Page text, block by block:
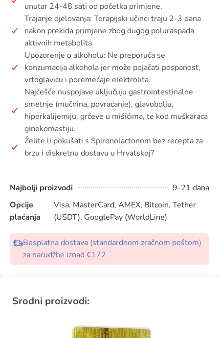
unutar 24-48 sati od početka primjene.
Trajanje djelovanja: Terapijski učinci traju 2-3 dana
nakon prekida primjene zbog dugog poluraspada
aktivnih metabolita.
Upozorenje o alkoholu: Ne preporuča se
konzumacija alkohola jer može pojačati pospanost,
vrtoglavicu i poremećaje elektrolita.
Najčešće nuspojave uključuju gastrointestinalne
smetnje (mučnina, povraćanje), glavobolju,
hiperkalijemiju, grčeve u mišićima, te kod muškaraca
ginekomastiju.
Želite li pokušati s Spironolactonom bez recepta za
brzu i diskretnu dostavu u Hrvatskoj?
Najbolji proizvodi
9-21 dana
Opcije
plaćanja
Visa, MasterCard, AMEX, Bitcoin, Tether
(USDT), GooglePay (WorldLine)
Besplatna dostava (standardnom zračnom poštom)
za narudžbe iznad €172
Srodni proizvodi: